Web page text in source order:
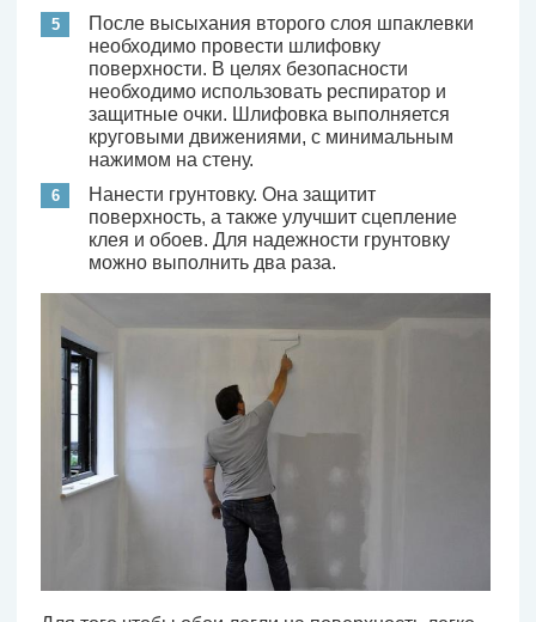
После высыхания второго слоя шпаклевки
необходимо провести шлифовку
поверхности. В целях безопасности
необходимо использовать респиратор и
защитные очки. Шлифовка выполняется
круговыми движениями, с минимальным
нажимом на стену.
Нанести грунтовку. Она защитит
поверхность, а также улучшит сцепление
клея и обоев. Для надежности грунтовку
можно выполнить два раза.